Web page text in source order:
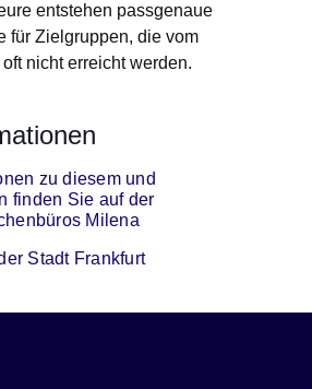
entstehen passgenaue
für Zielgruppen, die vom
nicht erreicht werden.
zu diesem und
finden Sie auf der
Milena
neuen Fenster
Stadt Frankfurt
neuen Fenster